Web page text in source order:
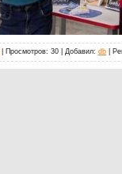
| Просмотров: 30 | Добавил: db |